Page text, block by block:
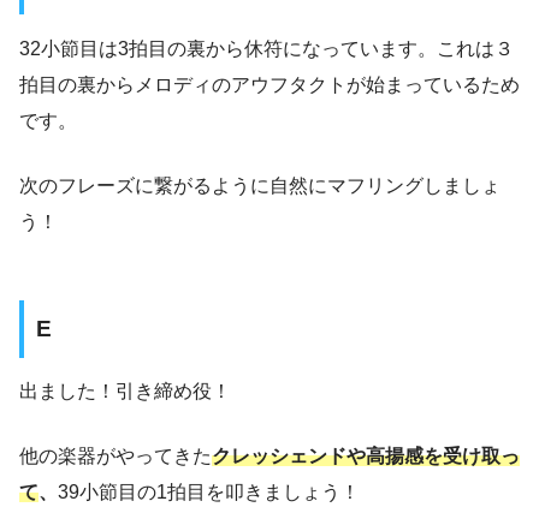
32小節目は3拍目の裏から休符になっています。これは３
拍目の裏からメロディのアウフタクトが始まっているため
です。
次のフレーズに繋がるように自然にマフリングしましょ
う！
E
出ました！引き締め役！
他の楽器がやってきたクレッシェンドや高揚感を受け取っ
て、 39小節目の1拍目を叩きましょう！